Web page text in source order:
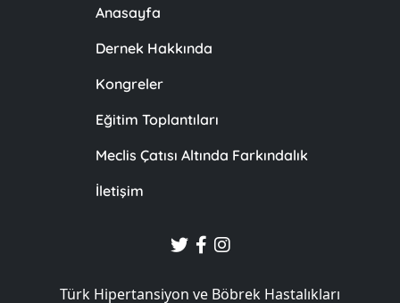
Anasayfa
Dernek Hakkında
Kongreler
Eğitim Toplantıları
Meclis Çatısı Altında Farkındalık
İletişim
Türk Hipertansiyon ve Böbrek Hastalıkları